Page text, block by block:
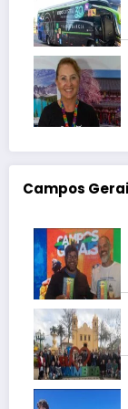
Campos